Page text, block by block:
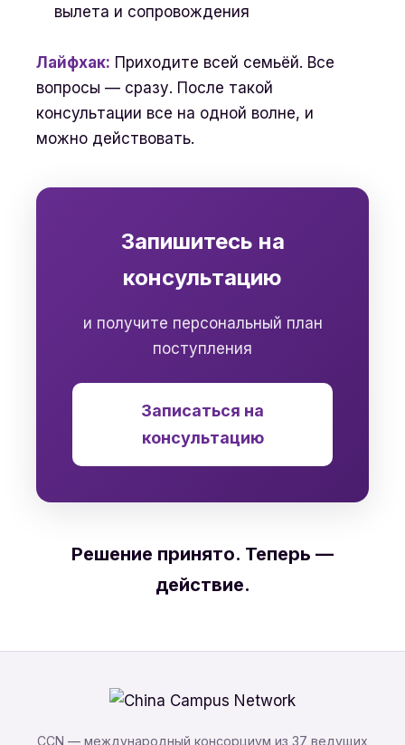
вылета и сопровождения
Лайфхак: Приходите всей семьёй. Все
вопросы — сразу. После такой
консультации все на одной волне, и
можно действовать.
Запишитесь на
консультацию
и получите персональный план
поступления
Записаться на
консультацию
Решение принято. Теперь —
действие.
CCN — международный консорциум из 37 ведущих